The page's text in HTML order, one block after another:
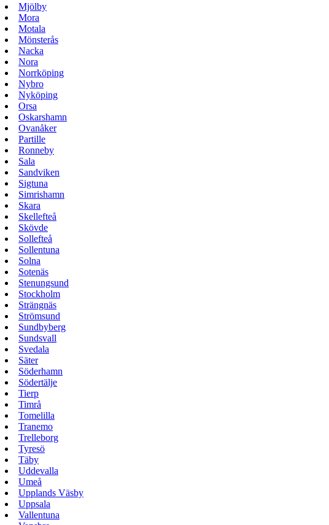
Mjölby
Mora
Motala
Mönsterås
Nacka
Nora
Norrköping
Nybro
Nyköping
Orsa
Oskarshamn
Ovanåker
Partille
Ronneby
Sala
Sandviken
Sigtuna
Simrishamn
Skara
Skellefteå
Skövde
Sollefteå
Sollentuna
Solna
Sotenäs
Stenungsund
Stockholm
Strängnäs
Strömsund
Sundbyberg
Sundsvall
Svedala
Säter
Söderhamn
Södertälje
Tierp
Timrå
Tomelilla
Tranemo
Trelleborg
Tyresö
Täby
Uddevalla
Umeå
Upplands Väsby
Uppsala
Vallentuna